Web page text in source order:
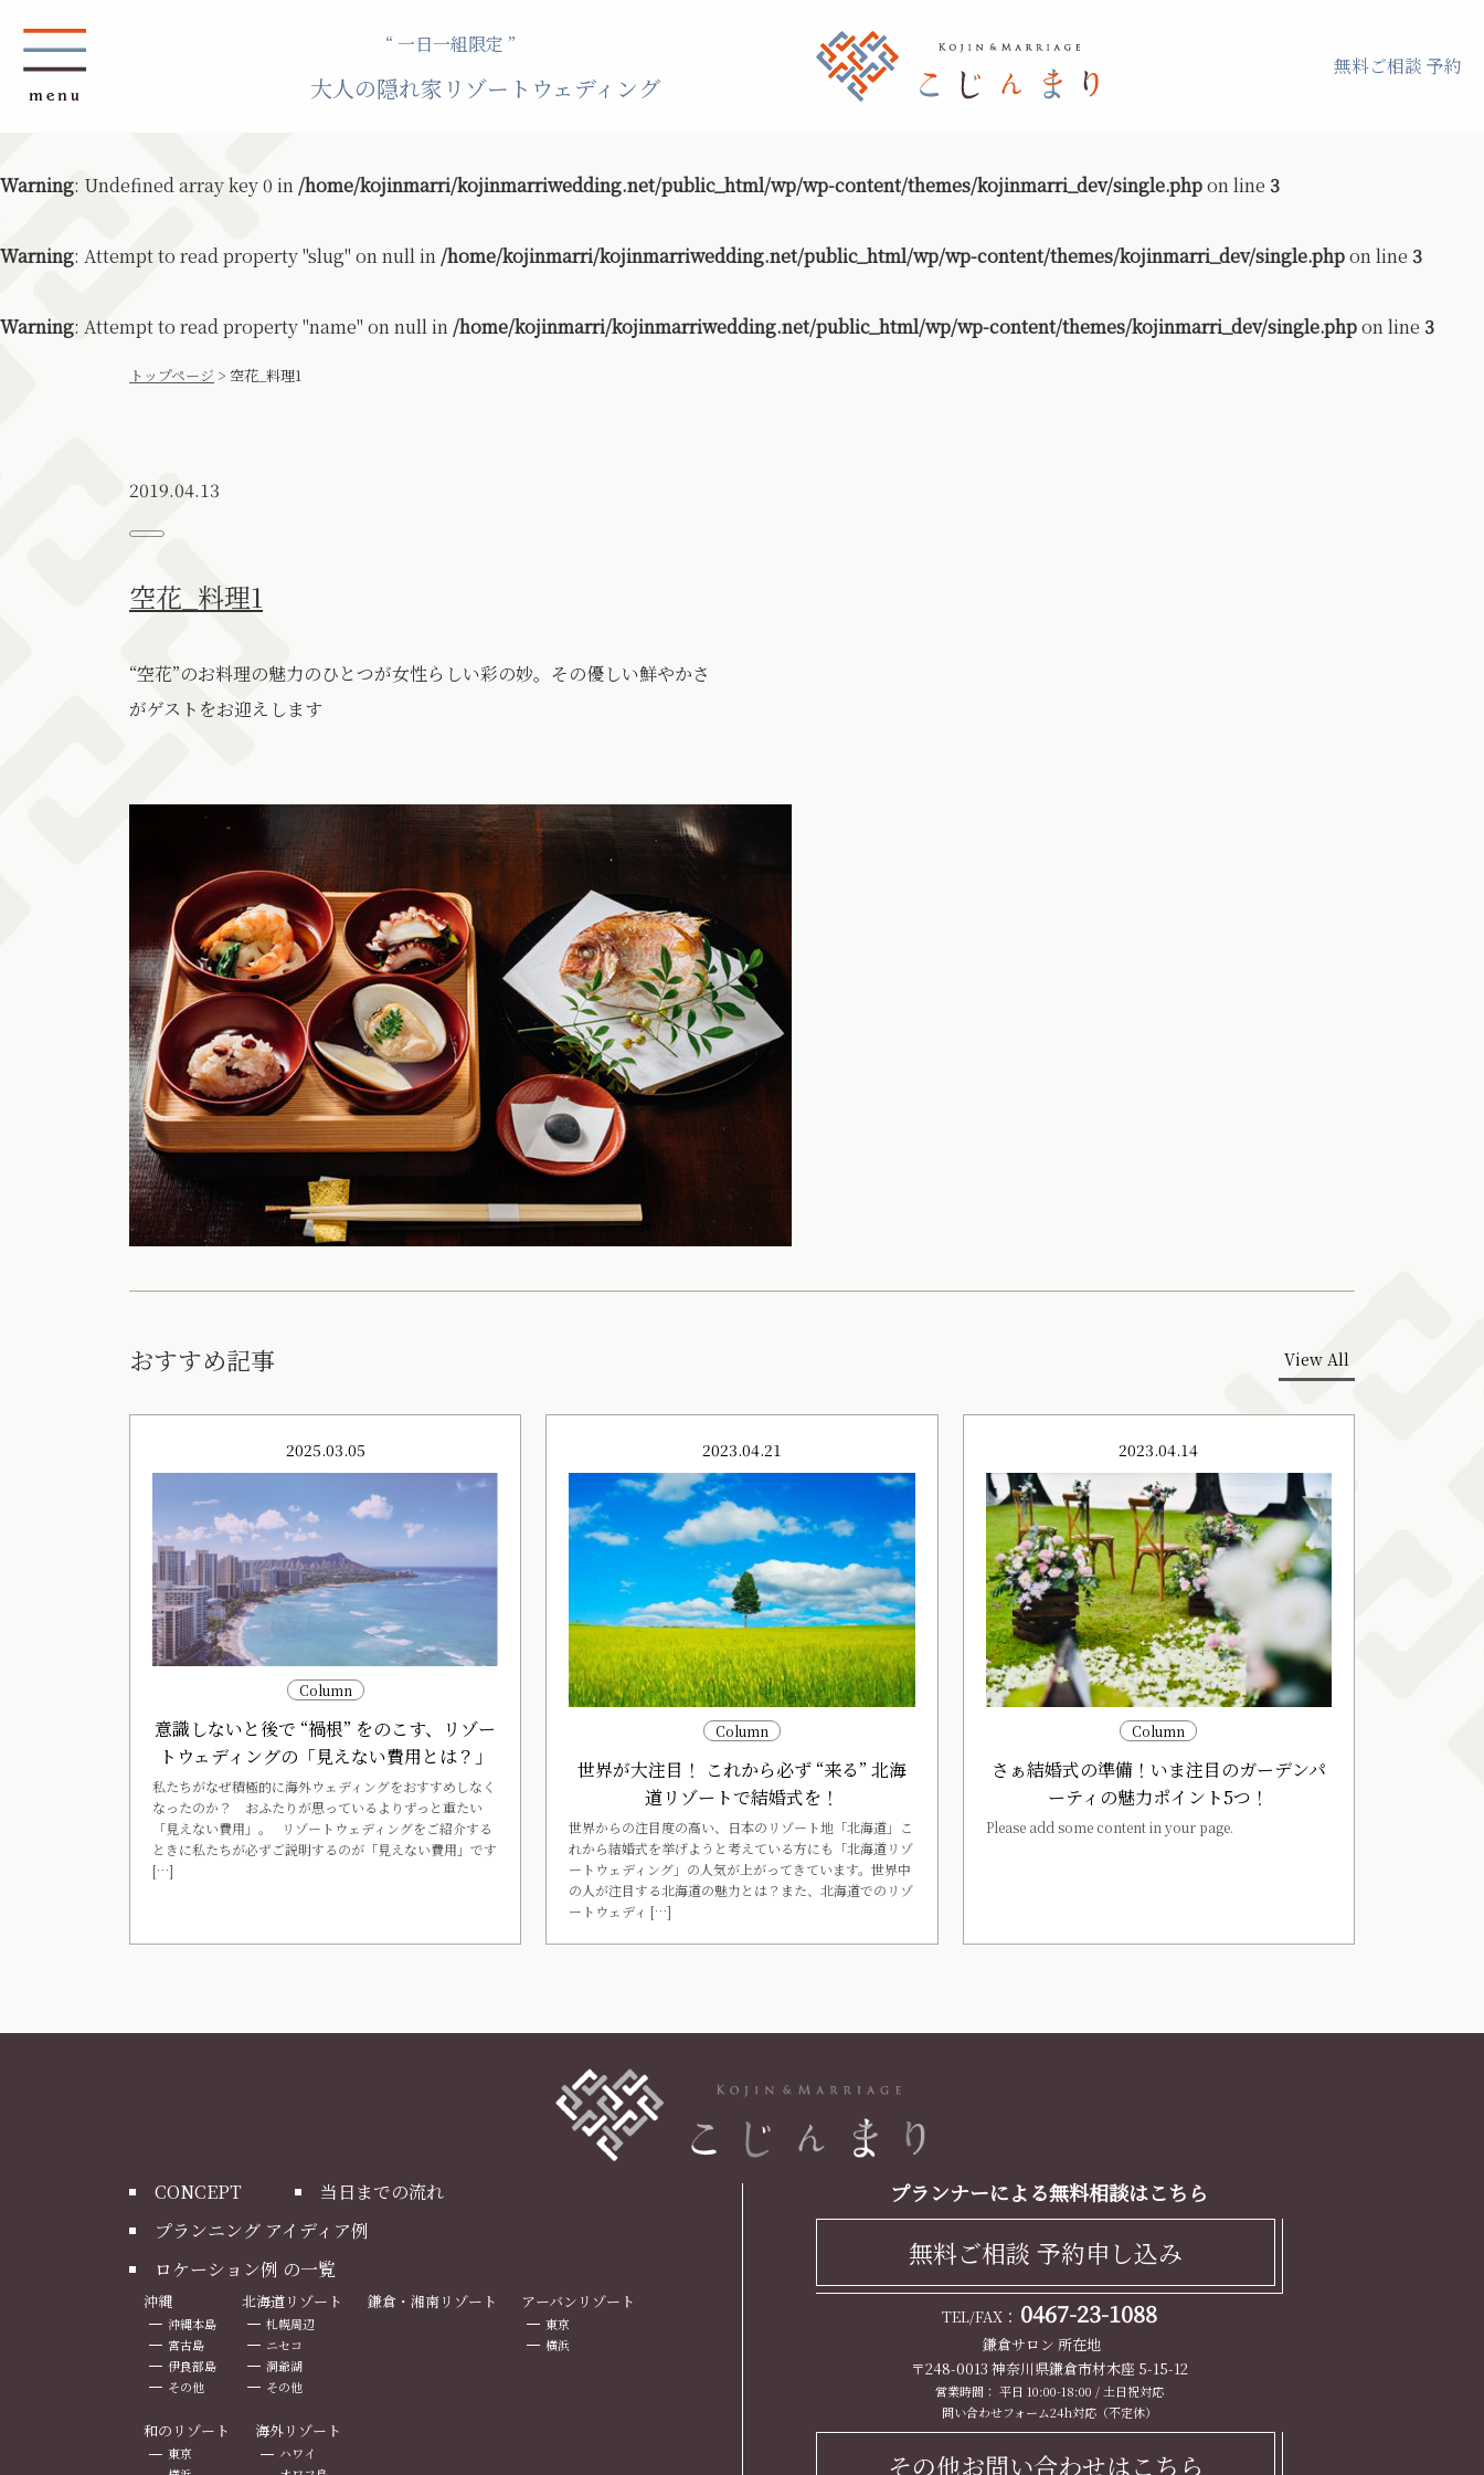
“ 一日一組限定 ”
大人の隠れ家リゾートウェディング
無料ご相談 予約
Warning: Undefined array key 0 in /home/kojinmarri/kojinmarriwedding.net/public_html/wp/wp-content/themes/kojinmarri_dev/single.phpon line 3
Warning: Attempt to read property "slug" on null in /home/kojinmarri/kojinmarriwedding.net/public_html/wp/wp-content/themes/kojinmarri_dev/single.phpon line 3
Warning: Attempt to read property "name" on null in /home/kojinmarri/kojinmarriwedding.net/public_html/wp/wp-content/themes/kojinmarri_dev/single.phpon line 3
トップページ > 空花_料理1
2019.04.13
空花_料理1
“空花”のお料理の魅力のひとつが女性らしい彩の妙。その優しい鮮やかさ
がゲストをお迎えします
おすすめ記事 View All
2025.03.05
Column
意識しないと後で “禍根” をのこす、リゾー
トウェディングの「見えない費用とは？」
私たちがなぜ積極的に海外ウェディングをおすすめしなく
なったのか？ おふたりが思っているよりずっと重たい
「見えない費用」。 リゾートウェディングをご紹介する
ときに私たちが必ずご説明するのが「見えない費用」です
[…]
2023.04.21
Column
世界が大注目！ これから必ず “来る” 北海
道リゾートで結婚式を！
世界からの注目度の高い、日本のリゾート地「北海道」こ
れから結婚式を挙げようと考えている方にも「北海道リゾ
ートウェディング」の人気が上がってきています。世界中
の人が注目する北海道の魅力とは？また、北海道でのリゾ
ートウェディ […]
2023.04.14
Column
さぁ結婚式の準備！いま注目のガーデンパ
ーティの魅力ポイント5つ！
Please add some content in your page.
CONCEPT
当日までの流れ
プランニング アイディア例
ロケーション例 の一覧
沖縄
沖縄本島
宮古島
伊良部島
その他
北海道リゾート
札幌周辺
ニセコ
洞爺湖
その他
鎌倉・湘南リゾート アーバンリゾート
東京
横浜
和のリゾート
東京
海外リゾート
ハワイ
プランナーによる無料相談はこちら
無料ご相談 予約申し込み
TEL/FAX： 0467-23-1088
鎌倉サロン 所在地
〒248-0013 神奈川県鎌倉市材木座 5-15-12
営業時間： 平日 10:00-18:00 / 土日祝対応
問い合わせフォーム24h対応（不定休）
その他お問い合わせはこちら